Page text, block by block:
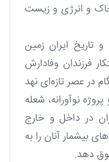
و انرژی و زیست
تاریخ ایران زمین
فرزندان وفادارش
در عصر تازه‌ای نهد
نوآورانه، شعله
در داخل و خارج
بیشمار آنان را به
دهد.